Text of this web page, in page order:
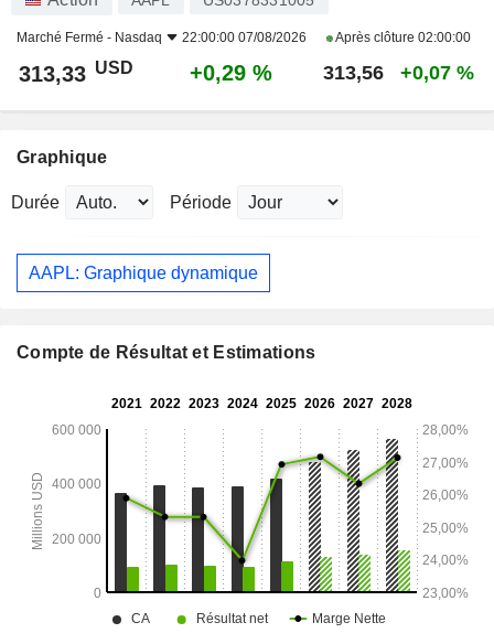
Marché Fermé - Nasdaq 22:00:00 07/08/2026 Après clôture 02:00:00
313,33 USD +0,29 % 313,56 +0,07 %
Graphique
Durée Période
AAPL: Graphique dynamique
Compte de Résultat et Estimations